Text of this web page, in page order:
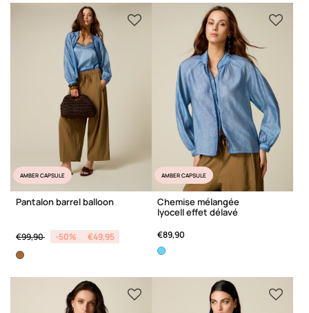
AMBER CAPSULE
Pantalon barrel balloon
Price reduced from
€99,90 to -50% €49,95
AMBER CAPSULE
Chemise mélangée
lyocell effet délavé
€89,90